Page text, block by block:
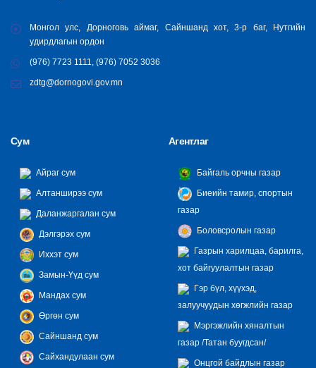
Монгол улс, Дорноговь аймаг, Сайншанд хот, 3-р баг, Нутгийн
удирдлагын ордон
(976) 7723 1111, (976) 7052 3036
zdtg@dornogovi.gov.mn
Сум
Айраг сум
Алтанширээ сум
Даланжаргалан сум
Дэлгэрэх сум
Иххэт сум
Замын-Үүд сум
Мандах сум
Өргөн сум
Сайншанд сум
Сайхандулаан сум
Агентлаг
Байгаль орчны газар
Биеийн тамир, спортын
газар
Боловсролын газар
Газрын харилцаа, барилга,
хот байгуулалтын газар
Гэр бүл, хүүхэд,
залуучуудын хөгжлийн газар
Мэргэжлийн хяналтын
газар /Татан буугдсан/
Онцгой байдлын газар